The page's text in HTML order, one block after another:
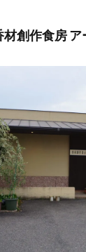
材創作食房 ア